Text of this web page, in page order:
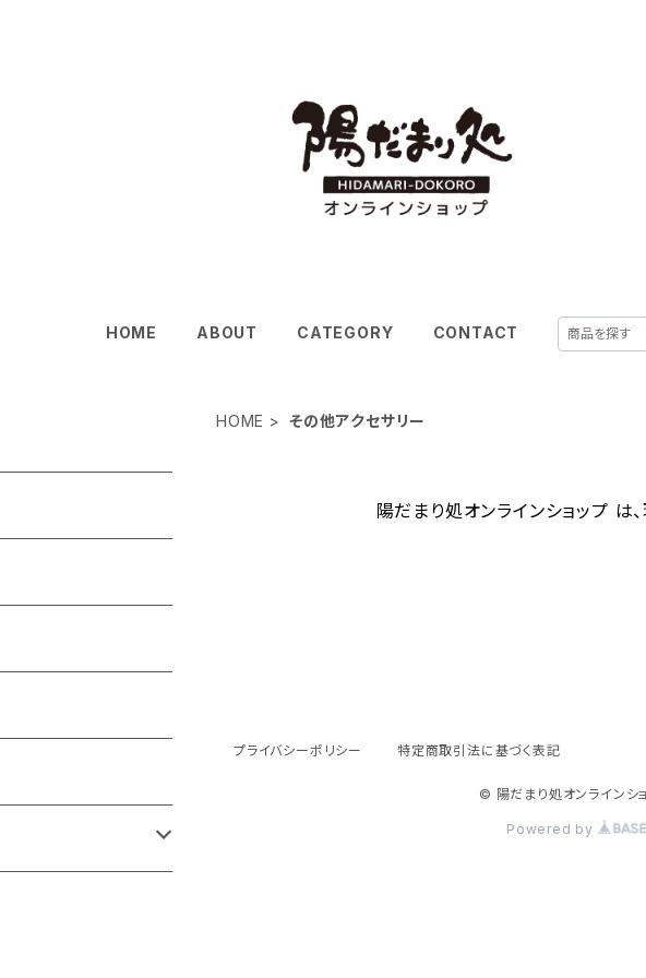
HOME ABOUT CATEGORY CONTACT
HOME その他アクセサリー
陽だまり処オンラインショップ は
プライバシーポリシー 特定商取引法に基づく表記
© 陽だまり処オンラインシ
Powered by